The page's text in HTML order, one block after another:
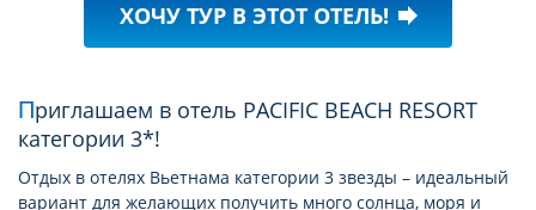
ХОЧУ ТУР В ЭТОТ ОТЕЛЬ! forward
Приглашаем в отель PACIFIC BEACH RESORT
категории 3*!
Отдых в отелях Вьетнама категории 3 звезды – идеальный
вариант для желающих получить много солнца, моря и